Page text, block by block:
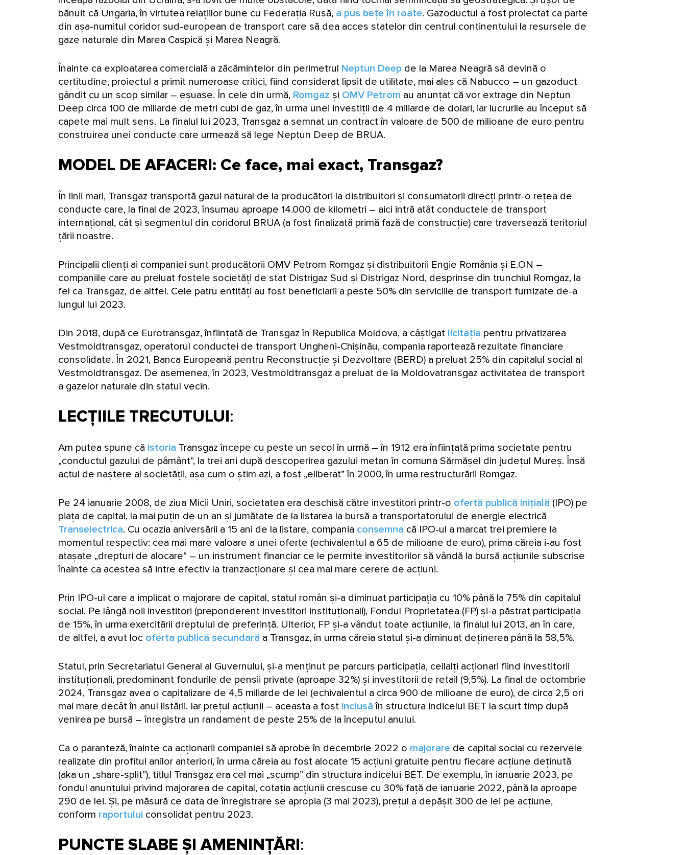
bănuit că Ungaria, în virtutea relațiilor bune cu Federația Rusă, a pus bețe în roate. Gazoductul a fost proiectat ca parte
din așa-numitul coridor sud-european de transport care să dea acces statelor din centrul continentului la resursele de
gaze naturale din Marea Caspică și Marea Neagră.
Înainte ca exploatarea comercială a zăcămintelor din perimetrul Neptun Deep de la Marea Neagră să devină o
certitudine, proiectul a primit numeroase critici, fiind considerat lipsit de utilitate, mai ales că Nabucco – un gazoduct
gândit cu un scop similar – eșuase. În cele din urmă, Romgaz și OMV Petrom au anunțat că vor extrage din Neptun
Deep circa 100 de miliarde de metri cubi de gaz, în urma unei investiții de 4 miliarde de dolari, iar lucrurile au început să
capete mai mult sens. La finalul lui 2023, Transgaz a semnat un contract în valoare de 500 de milioane de euro pentru
construirea unei conducte care urmează să lege Neptun Deep de BRUA.
MODEL DE AFACERI: Ce face, mai exact, Transgaz?
În linii mari, Transgaz transportă gazul natural de la producători la distribuitori și consumatorii direcți printr-o rețea de
conducte care, la final de 2023, însumau aproape 14.000 de kilometri – aici intră atât conductele de transport
internațional, cât și segmentul din coridorul BRUA (a fost finalizată primă fază de construcție) care traversează teritoriul
țării noastre.
Principalii clienți ai companiei sunt producătorii OMV Petrom Romgaz și distribuitorii Engie România și E.ON –
companiile care au preluat fostele societăți de stat Distrigaz Sud și Distrigaz Nord, desprinse din trunchiul Romgaz, la
fel ca Transgaz, de altfel. Cele patru entități au fost beneficiarii a peste 50% din serviciile de transport furnizate de-a
lungul lui 2023.
Din 2018, după ce Eurotransgaz, înființată de Transgaz în Republica Moldova, a câștigat licitația pentru privatizarea
Vestmoldtransgaz, operatorul conductei de transport Ungheni-Chișinău, compania raportează rezultate financiare
consolidate. În 2021, Banca Europeană pentru Reconstrucție și Dezvoltare (BERD) a preluat 25% din capitalul social al
Vestmoldtransgaz. De asemenea, în 2023, Vestmoldtransgaz a preluat de la Moldovatransgaz activitatea de transport
a gazelor naturale din statul vecin.
LECȚIILE TRECUTULUI:
Am putea spune că istoria Transgaz începe cu peste un secol în urmă – în 1912 era înființată prima societate pentru
„conductul gazului de pâmânt”, la trei ani după descoperirea gazului metan în comuna Sărmășel din județul Mureș. Însă
actul de naștere al societății, așa cum o știm azi, a fost „eliberat” în 2000, în urma restructurării Romgaz.
Pe 24 ianuarie 2008, de ziua Micii Uniri, societatea era deschisă către investitori printr-o ofertă publică inițială (IPO) pe
piața de capital, la mai puțin de un an și jumătate de la listarea la bursă a transportatorului de energie electrică
Transelectrica. Cu ocazia aniversării a 15 ani de la listare, compania consemna că IPO-ul a marcat trei premiere la
momentul respectiv: cea mai mare valoare a unei oferte (echivalentul a 65 de milioane de euro), prima căreia i-au fost
atașate „drepturi de alocare” – un instrument financiar ce le permite investitorilor să vândă la bursă acțiunile subscrise
înainte ca acestea să intre efectiv la tranzacționare și cea mai mare cerere de acțiuni.
Prin IPO-ul care a implicat o majorare de capital, statul român și-a diminuat participația cu 10% până la 75% din capitalul
social. Pe lângă noii investitori (preponderent investitori instituționali), Fondul Proprietatea (FP) și-a păstrat participația
de 15%, în urma exercitării dreptului de preferință. Ulterior, FP și-a vândut toate acțiunile, la finalul lui 2013, an în care,
de altfel, a avut loc oferta publică secundară a Transgaz, în urma căreia statul și-a diminuat deținerea până la 58,5%.
Statul, prin Secretariatul General al Guvernului, și-a menținut pe parcurs participația, ceilalți acționari fiind investitorii
instituționali, predominant fondurile de pensii private (aproape 32%) și investitorii de retail (9,5%). La final de octombrie
2024, Transgaz avea o capitalizare de 4,5 miliarde de lei (echivalentul a circa 900 de milioane de euro), de circa 2,5 ori
mai mare decât în anul listării. Iar prețul acțiunii – aceasta a fost inclusă în structura indicelui BET la scurt timp după
venirea pe bursă – înregistra un randament de peste 25% de la începutul anului.
Ca o paranteză, înainte ca acționarii companiei să aprobe în decembrie 2022 o majorare de capital social cu rezervele
realizate din profitul anilor anteriori, în urma căreia au fost alocate 15 acțiuni gratuite pentru fiecare acțiune deținută
(aka un „share-split”), titlul Transgaz era cel mai „scump” din structura indicelui BET. De exemplu, în ianuarie 2023, pe
fondul anunțului privind majorarea de capital, cotația acțiunii crescuse cu 30% față de ianuarie 2022, până la aproape
290 de lei. Și, pe măsură ce data de înregistrare se apropia (3 mai 2023), prețul a depășit 300 de lei pe acțiune,
conform raportului consolidat pentru 2023.
PUNCTE SLABE ȘI AMENINȚĂRI: